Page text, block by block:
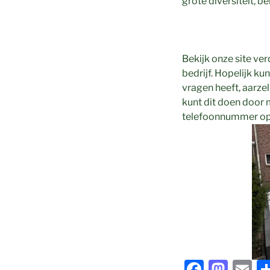
Bekijk onze site
bedrijf. Hopelijk
vragen heeft,
kunt dit doen door
telefoonnummer